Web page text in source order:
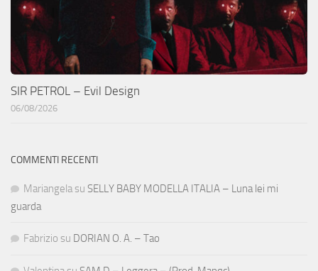
SIR PETROL – Evil Design
06/08/2026
COMMENTI RECENTI
Mariangela su SELLY BABY MODELLA ITALIA – Luna lei mi
guarda
Fabrizio su DORIAN O. A. – Tao